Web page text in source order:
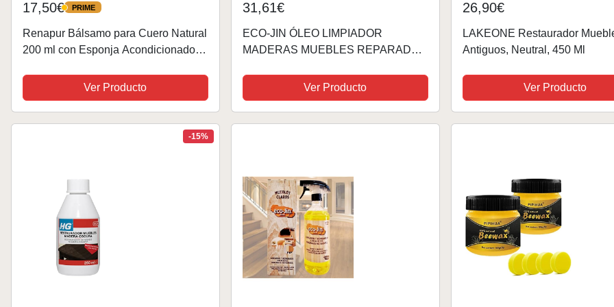
17,50€ PRIME
PRIME
Renapur Bálsamo para Cuero Natural
200 ml con Esponja Acondicionador
Bolsos Muebles Sofás Asientos de
Coche...
Ver Producto
31,61€
ECO-JIN ÓLEO LIMPIADOR
MADERAS MUEBLES REPARADOR
- PRODUCTO REVOLUCIONARIO
DEL QUE TODO EL MUNDO HABLA
- (PACK DUO: CLARAS +
Ver Producto
26,90€
LAKEONE Restaurador
Antiguos, Neutral, 450 Ml
Ver Producto
-15%